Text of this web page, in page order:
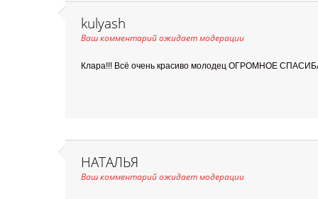
kulyash
Ваш комментарий ожидает модерации
Клара!!! Всё очень красиво молодец ОГРОМНОЕ
НАТАЛЬЯ
Ваш комментарий ожидает модерации